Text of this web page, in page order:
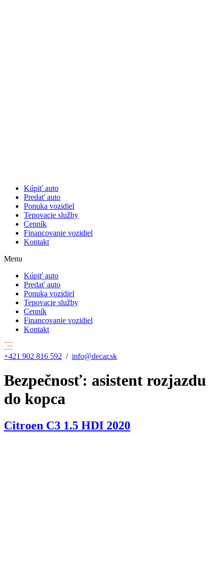
Kúpiť auto
Predať auto
Ponuka vozidiel
Tepovacie služby
Cenník
Financovanie vozidiel
Kontakt
Menu
Kúpiť auto
Predať auto
Ponuka vozidiel
Tepovacie služby
Cenník
Financovanie vozidiel
Kontakt
+421 902 816 592 / info@decar.sk
Bezpečnosť: asistent rozjazdu
do kopca
Citroen C3 1.5 HDI 2020